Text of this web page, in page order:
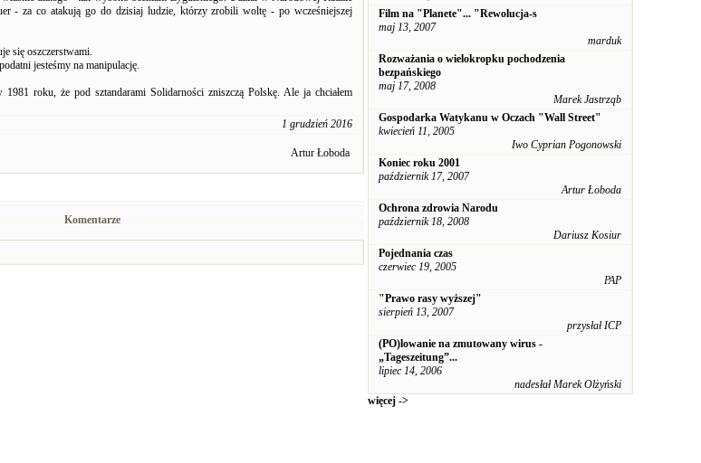
- za co atakują go do dzisiaj ludzie, którzy zrobili woltę - po wcześniejszej
się oszczerstwami.
jesteśmy na manipulację.
roku, że pod sztandarami Solidarności zniszczą Polskę. Ale ja chciałem
1 grudzień 2016
Artur Łoboda
Komentarze
Film na "Planete"... "Rewolucja-s
maj 13, 2007
marduk
Rozważania o wielokropku pochodzenia
bezpańskiego
maj 17, 2008
Marek Jastrząb
Gospodarka Watykanu w Oczach "Wall Street"
kwiecień 11, 2005
Iwo Cyprian Pogonowski
Koniec roku 2001
październik 17, 2007
Artur Łoboda
Ochrona zdrowia Narodu
październik 18, 2008
Dariusz Kosiur
Pojednania czas
czerwiec 19, 2005
PAP
"Prawo rasy wyższej"
sierpień 13, 2007
przysłał ICP
(PO)lowanie na zmutowany wirus -
„Tageszeitung”...
lipiec 14, 2006
nadesłał Marek Olżyński
więcej ->